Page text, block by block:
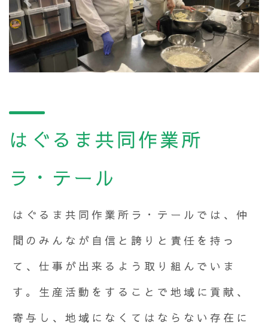
Previous Next
はぐるま共同作業所
ラ・テール
はぐるま共同作業所ラ・テールでは、仲
間のみんなが自信と誇りと責任を持っ
て、仕事が出来るよう取り組んでいま
す。生産活動をすることで地域に貢献、
寄与し、地域になくてはならない存在に